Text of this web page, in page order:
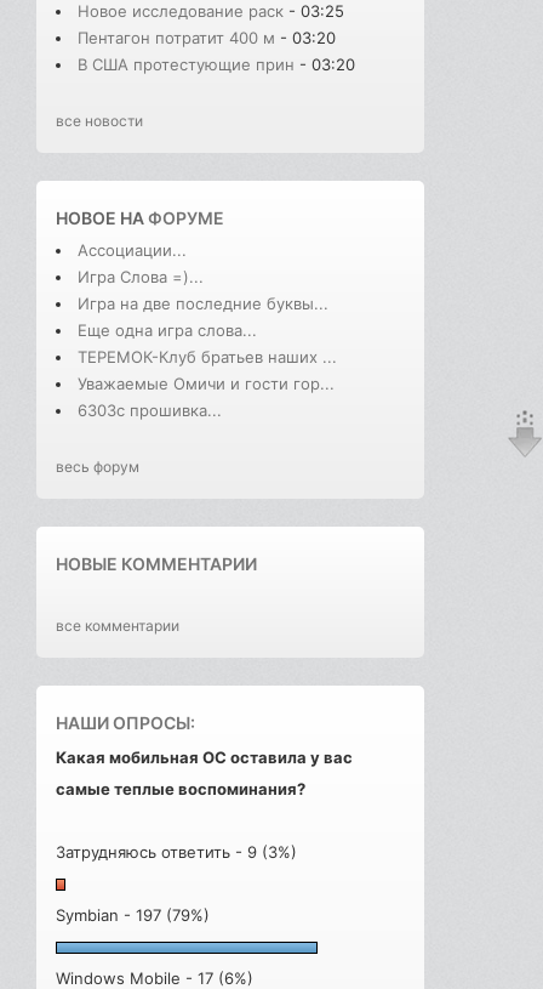
Новое исследование раск - 03:25
Пентагон потратит 400 м - 03:20
В США протестующие прин - 03:20
все новости
НОВОЕ НАФОРУМЕ
Ассоциации...
Игра Слова =)...
Игра на две последние буквы...
Еще одна игра слова...
ТЕРЕМОК-Клуб братьев наших ...
Уважаемые Омичи и гости гор...
6303с прошивка...
весь форум
НОВЫЕ КОММЕНТАРИИ
все комментарии
НАШИ ОПРОСЫ:
Какая мобильная ОС оставила у вас
самые теплые воспоминания?
Затрудняюсь ответить - 9 (3%)
Symbian - 197 (79%)
Windows Mobile - 17 (6%)